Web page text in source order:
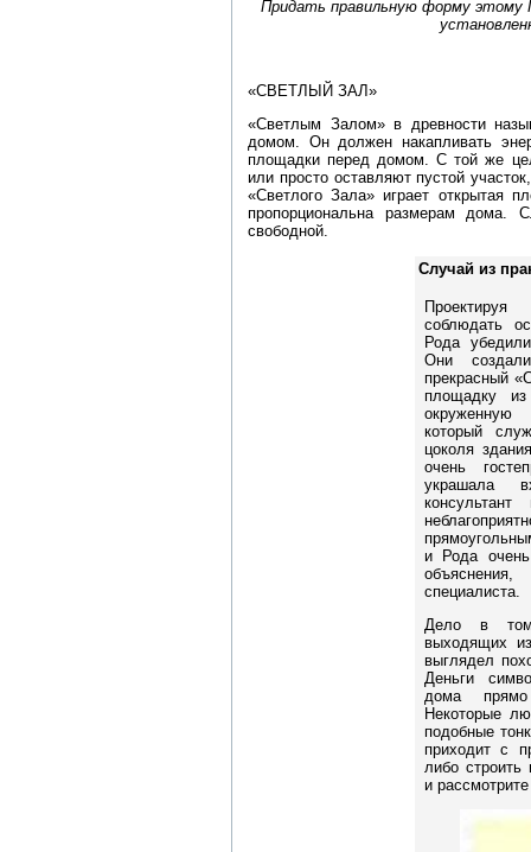
Придать правильную форму этому
«СВЕТЛЫЙ ЗАЛ»
«Светлым Залом» в древности
домом. Он должен накапливать
площадки перед домом. С той же
или просто оставляют пустой
«Светлого Зала» играет открытая
пропорциональна размерам дома.
свободной.
Случай из
соблюдать
Рода
Они
прекрасный
площадку
который
цоколя
очень
украшала
и Рода
специалиста.
Дело в
выходящих
выглядел
Деньги
дома
Некоторые
подобные
приходит с
либо строить
и